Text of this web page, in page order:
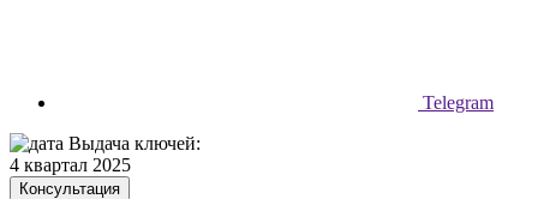
Telegram
Выдача ключей:
4 квартал 2025
Консультация